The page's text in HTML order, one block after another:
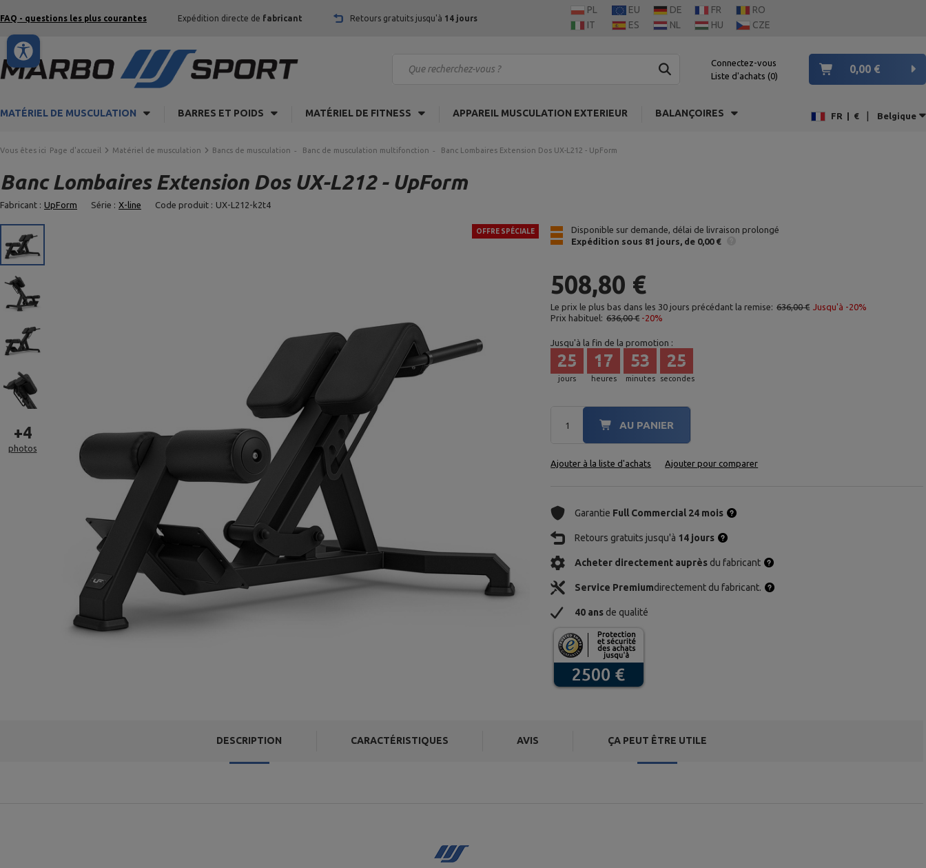
FAQ - questions les plus courantes Expédition directe de fabricant Retours gratuits jusqu'à 14 jours
PL EU DE FR
RO
IT
ES NL HU CZE
Connectez-vous
Liste d'achats 0
0,00 €
MATÉRIEL DE MUSCULATION BARRES ET POIDS MATÉRIEL DE FITNESS APPAREIL MUSCULATION EXTERIEUR BALANÇOIRES FR € | Belgique
Vous êtes ici Page d'accueil Matériel de musculation Bancs de musculation Banc de musculation multifonction Banc Lombaires Extension Dos UX-L212 - UpForm
Banc Lombaires Extension Dos UX-L212 - UpForm
Fabricant : UpForm Série : X-line Code produit : UX-L212-k2t4
+4
photos
OFFRE SPÉCIALE
Disponible sur demande, délai de livraison prolongé
Expédition sous 81 jours de 0,00 €
508,80 €
Le prix le plus bas dans les 30 jours précédant la remise: 636,00 € Jusqu'à -20%
Prix habituel: 636,00 € -20%
Jusqu'à la fin de la promotion :
jours
25
heures
17
minutes
53
secondes
24
AU PANIER
Ajouter à la liste d'achats Ajouter pour comparer
Garantie Full Commercial 24 mois
Retours gratuits jusqu'à 14 jours
Acheter directement auprès du fabricant
Service Premiumdirectement du fabricant.
40 ans de qualité
DESCRIPTION CARACTÉRISTIQUES AVIS ÇA PEUT ÊTRE UTILE